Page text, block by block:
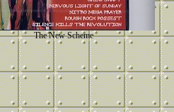
The New Scheme